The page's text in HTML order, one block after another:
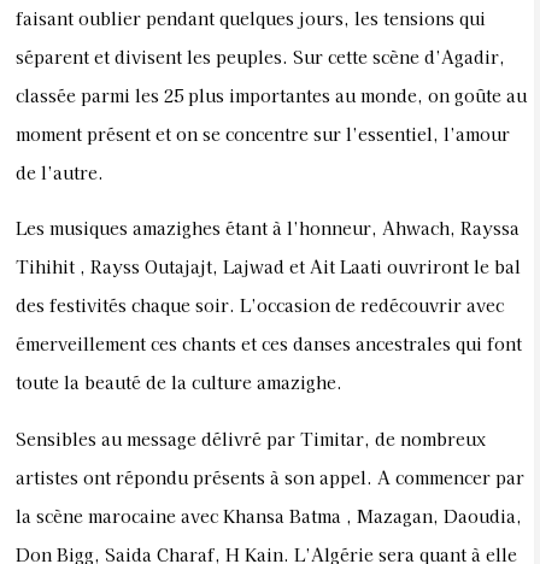
faisant oublier pendant quelques jours, les tensions qui
séparent et divisent les peuples. Sur cette scène d’Agadir,
classée parmi les 25 plus importantes au monde, on goûte au
moment présent et on se concentre sur l’essentiel, l’amour
de l’autre.
Les musiques amazighes étant à l’honneur, Ahwach, Rayssa
Tihihit , Rayss Outajajt, Lajwad et Ait Laati ouvriront le bal
des festivités chaque soir. L’occasion de redécouvrir avec
émerveillement ces chants et ces danses ancestrales qui font
toute la beauté de la culture amazighe.
Sensibles au message délivré par Timitar, de nombreux
artistes ont répondu présents à son appel. A commencer par
la scène marocaine avec Khansa Batma , Mazagan, Daoudia,
Don Bigg, Saida Charaf, H Kain. L’Algérie sera quant à elle